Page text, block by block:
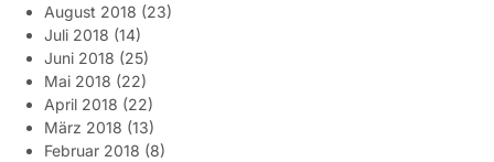
August 2018 (23)
Juli 2018 (14)
Juni 2018 (25)
Mai 2018 (22)
April 2018 (22)
März 2018 (13)
Februar 2018 (8)